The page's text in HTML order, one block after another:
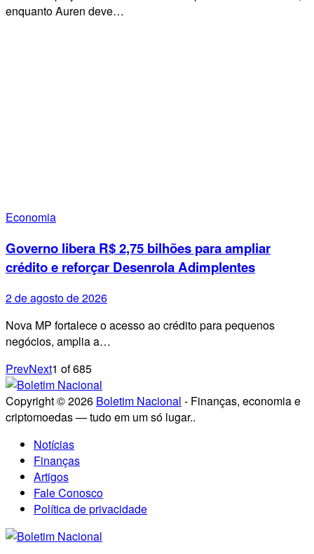
enquanto Auren deve…
Economia
Governo libera R$ 2,75 bilhões para ampliar
crédito e reforçar Desenrola Adimplentes
2 de agosto de 2026
Nova MP fortalece o acesso ao crédito para pequenos
negócios, amplia a…
PrevNext1 of685
Copyright © 2026 Boletim Nacional - Finanças, economia e
criptomoedas — tudo em um só lugar..
Notícias
Finanças
Artigos
Fale Conosco
Política de privacidade